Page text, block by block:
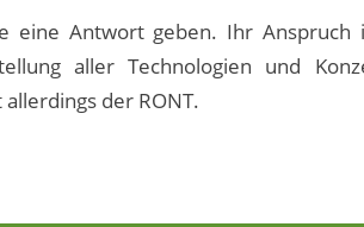
eine Antwort geben. Ihr Anspruch
aller Technologien und
der RONT.